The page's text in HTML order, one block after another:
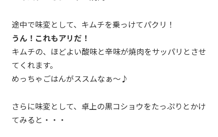
途中で味変として、キムチを乗っけてパクリ！
うん！これもアリだ！
キムチの、ほどよい酸味と辛味が焼肉をサッパリとさせ
てくれます。
めっちゃごはんがススムなぁ～♪
さらに味変として、卓上の黒コショウをたっぷりとかけ
てみると・・・